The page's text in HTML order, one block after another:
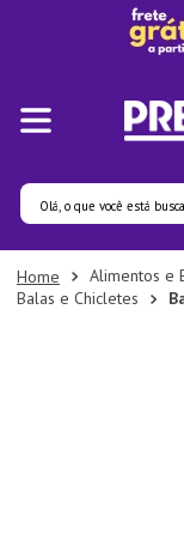
Olá, o que você está
Alimentos e
Balas e Chicletes
Termos mais
1º
Panelas